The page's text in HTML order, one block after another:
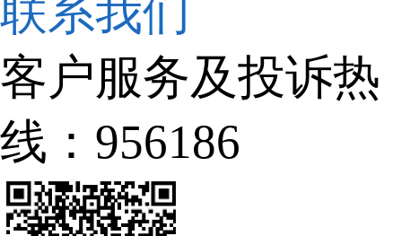
联系我们
客户服务及投诉热
线：956186